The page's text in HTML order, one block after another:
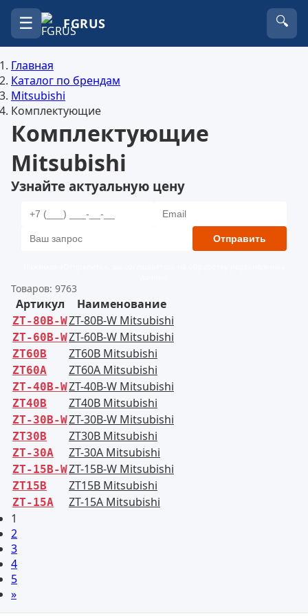
☰ FGRUS 🔍
Главная
Каталог по брендам
Mitsubishi
Комплектующие
Комплектующие
Mitsubishi
Узнайте актуальную цену
Отправить
Товаров: 9763
Артикул Наименование
ZT-80B-WZT-80B-W Mitsubishi
ZT-60B-WZT-60B-W Mitsubishi
ZT60B ZT60B Mitsubishi
ZT60A ZT60A Mitsubishi
ZT-40B-WZT-40B-W Mitsubishi
ZT40B ZT40B Mitsubishi
ZT-30B-WZT-30B-W Mitsubishi
ZT30B ZT30B Mitsubishi
ZT-30A ZT-30A Mitsubishi
ZT-15B-WZT-15B-W Mitsubishi
ZT15B ZT15B Mitsubishi
ZT-15A
ZT-15A Mitsubishi
1
2
3
4
5
»